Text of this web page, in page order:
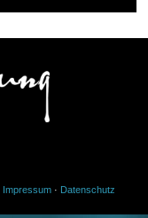
Impressum· Datenschutz